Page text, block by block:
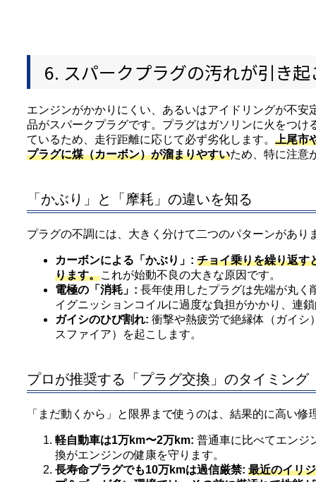
6. スパークプラグの汚れが引き
エンジンがかかりにくい、あるいはアイドリングが不
品がスパークプラグです。プラグはガソリンに火をつ
ているため、走行距離に応じて必ず劣化します。 上尾市
プラグに煤（カーボン）が溜まりやすいため、特に注意
「かぶり」と「摩耗」の違いを知る
プラグの不調には、大きく分けて二つのパターンがあり
カーボンによる「かぶり」: チョイ乗りを繰り返す
ります。これが始動不良の大きな原因です。
電極の「消耗」: 長年使用したプラグは先端が丸く
イグニッションコイルに過度な負担がかかり、連
ガイシのひび割れ: 衝撃や熱疲労で絶縁体（ガイシ
スファイア）を起こします。
プロが推奨する「プラグ交換」のタイミング
「まだ動くから」と限界まで使うのは、結果的に高い
軽自動車は1万km〜2万km: 普通車に比べてエンジ
換がエンジンの健康を守ります。
長寿命プラグでも10万kmは過信厳禁: 最近のイリ